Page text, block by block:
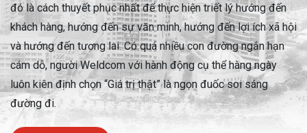
đó là cách thuyết phục nhất để thực hiện triết lý hướng đến
khách hàng, hướng đến sự văn minh, hướng đến lợi ích xã hội
và hướng đến tương lai. Có quá nhiều con đường ngắn hạn
cám dỗ, người Weldcom với hành động cụ thể hàng ngày
luôn kiên định chọn “Giá trị thật” là ngọn đuốc soi sáng
đường đi.